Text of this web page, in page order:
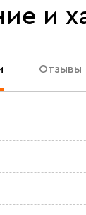
и
Отзывы